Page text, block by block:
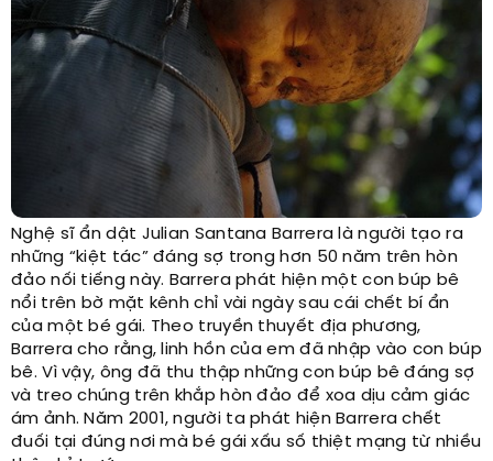
Nghệ sĩ ẩn dật Julian Santana Barrera là người tạo ra
những “kiệt tác” đáng sợ trong hơn 50 năm trên hòn
đảo nối tiếng này. Barrera phát hiện một con búp bê
nổi trên bờ mặt kênh chỉ vài ngày sau cái chết bí ẩn
của một bé gái. Theo truyền thuyết địa phương,
Barrera cho rằng, linh hồn của em đã nhập vào con búp
bê. Vì vậy, ông đã thu thập những con búp bê đáng sợ
và treo chúng trên khắp hòn đảo để xoa dịu cảm giác
ám ảnh. Năm 2001, người ta phát hiện Barrera chết
đuối tại đúng nơi mà bé gái xấu số thiệt mạng từ nhiều